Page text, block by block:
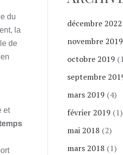
du
la
de
et
décembre 2022
novembre 2019
octobre 2019
septembre
mars 2019 (4)
février 2019 (1)
mai 2018 (2)
mars 2018 (1)